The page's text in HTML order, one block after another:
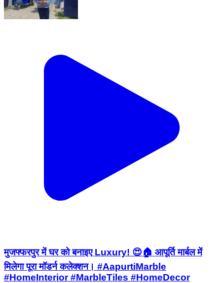
मुजफ्फरपुर में घर को बनाइए Luxury! 😍🏠 आपूर्ति मार्बल में
मिलेगा पूरा मॉडर्न कलेक्शन। #AapurtiMarble
#HomeInterior #MarbleTiles #HomeDecor